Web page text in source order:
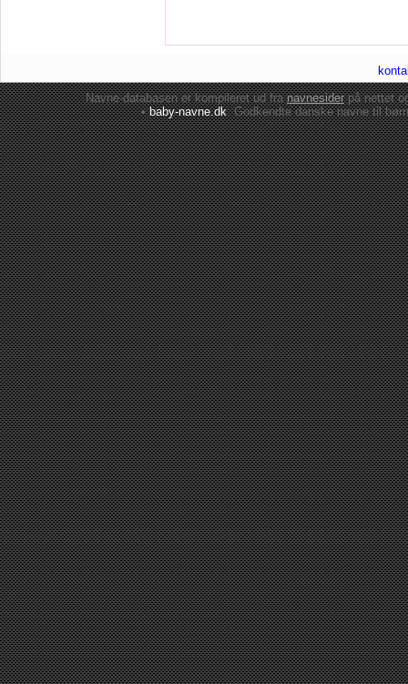
Navne-databasen er kompileret ud franavnesiderpå nettet
•baby-navne.dk: Godkendte danskenavne til børn